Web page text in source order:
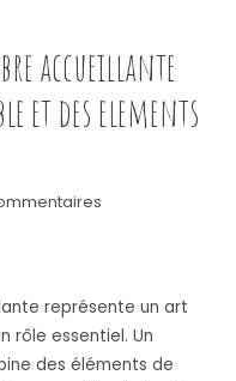
accueillante
et des elements
représente un art
rôle essentiel. Un
des éléments de